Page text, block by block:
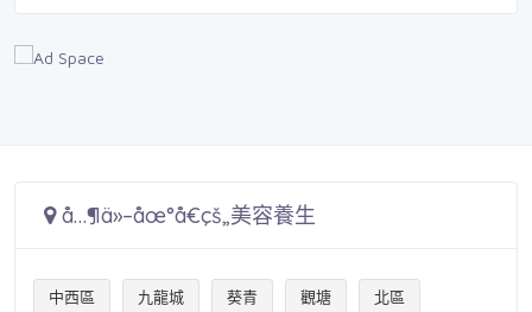
å…¶ä»–åœ°å€çš„美容養生
中西區 九龍城 葵青 觀塘 北區